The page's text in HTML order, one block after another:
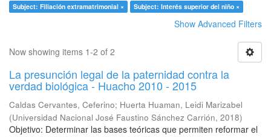
Subject: Filiación extramatrimonial × Subject: Interés superior del niño ×
Show Advanced Filters
Now showing items 1-2 of 2
La presunción legal de la paternidad contra la
verdad biológica - Huacho 2010 - 2015
Caldas Cervantes, Ceferino; Huerta Huaman, Leidi Marizabel
(Universidad Nacional José Faustino Sánchez Carrión, 2018)
Objetivo: Determinar las bases teóricas que permiten reformar el